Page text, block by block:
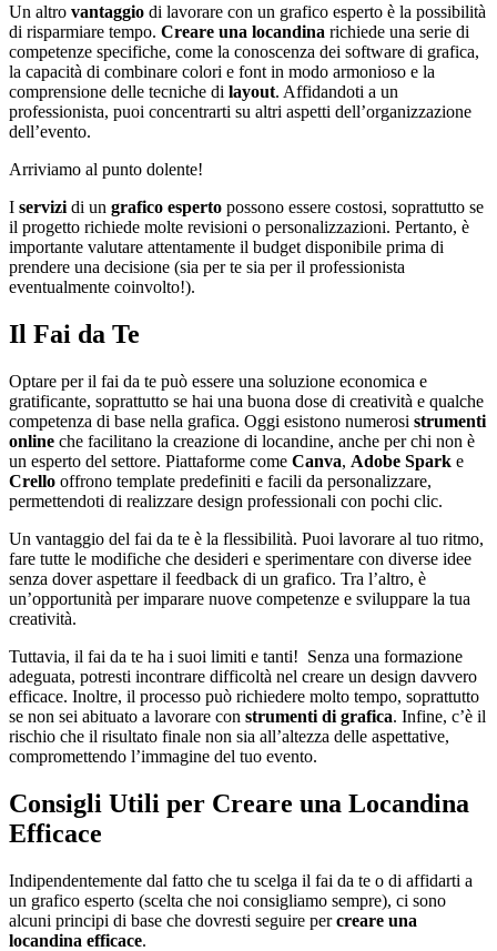
Un altro vantaggio di lavorare con un grafico esperto è la possibilità
di risparmiare tempo. Creare una locandina richiede una serie di
competenze specifiche, come la conoscenza dei software di grafica,
la capacità di combinare colori e font in modo armonioso e la
comprensione delle tecniche di layout. Affidandoti a un
professionista, puoi concentrarti su altri aspetti dell’organizzazione
dell’evento.
Arriviamo al punto dolente!
I servizi di un grafico esperto possono essere costosi, soprattutto se
il progetto richiede molte revisioni o personalizzazioni. Pertanto, è
importante valutare attentamente il budget disponibile prima di
prendere una decisione (sia per te sia per il professionista
eventualmente coinvolto!).
Il Fai da Te
Optare per il fai da te può essere una soluzione economica e
gratificante, soprattutto se hai una buona dose di creatività e qualche
competenza di base nella grafica. Oggi esistono numerosi strumenti
online che facilitano la creazione di locandine, anche per chi non è
un esperto del settore. Piattaforme come Canva, Adobe Spark e
Crello offrono template predefiniti e facili da personalizzare,
permettendoti di realizzare design professionali con pochi clic.
Un vantaggio del fai da te è la flessibilità. Puoi lavorare al tuo ritmo,
fare tutte le modifiche che desideri e sperimentare con diverse idee
senza dover aspettare il feedback di un grafico. Tra l’altro, è
un’opportunità per imparare nuove competenze e sviluppare la tua
creatività.
Tuttavia, il fai da te ha i suoi limiti e tanti! Senza una formazione
adeguata, potresti incontrare difficoltà nel creare un design davvero
efficace. Inoltre, il processo può richiedere molto tempo, soprattutto
se non sei abituato a lavorare con strumenti di grafica. Infine, c’è il
rischio che il risultato finale non sia all’altezza delle aspettative,
compromettendo l’immagine del tuo evento.
Consigli Utili per Creare una Locandina
Efficace
Indipendentemente dal fatto che tu scelga il fai da te o di affidarti a
un grafico esperto (scelta che noi consigliamo sempre), ci sono
alcuni principi di base che dovresti seguire percreare una
locandina efficace.